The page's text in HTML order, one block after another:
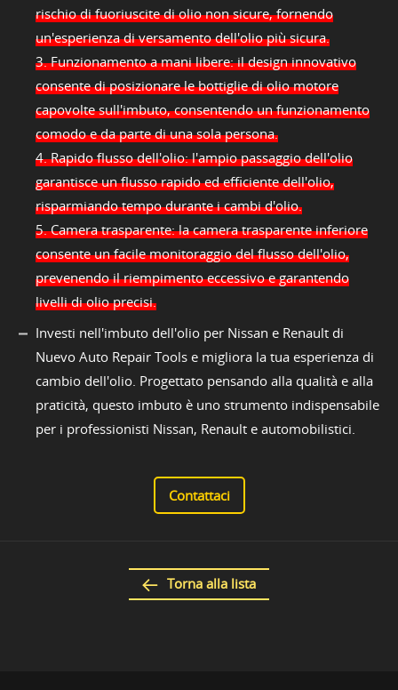
rischio di fuoriuscite di olio non sicure, fornendo
un'esperienza di versamento dell'olio più sicura.
3. Funzionamento a mani libere: il design innovativo
consente di posizionare le bottiglie di olio motore
capovolte sull'imbuto, consentendo un funzionamento
comodo e da parte di una sola persona.
4. Rapido flusso dell'olio: l'ampio passaggio dell'olio
garantisce un flusso rapido ed efficiente dell'olio,
risparmiando tempo durante i cambi d'olio.
5. Camera trasparente: la camera trasparente inferiore
consente un facile monitoraggio del flusso dell'olio,
prevenendo il riempimento eccessivo e garantendo
livelli di olio precisi.
Investi nell'imbuto dell'olio per Nissan e Renault di
Nuevo Auto Repair Tools e migliora la tua esperienza di
cambio dell'olio. Progettato pensando alla qualità e alla
praticità, questo imbuto è uno strumento indispensabile
per i professionisti Nissan, Renault e automobilistici.
Contattaci
Torna alla lista